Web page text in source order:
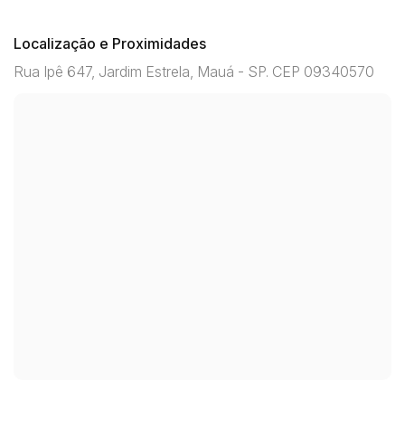
Localização e Proximidades
Rua Ipê 647, Jardim Estrela, Mauá - SP. CEP 09340570